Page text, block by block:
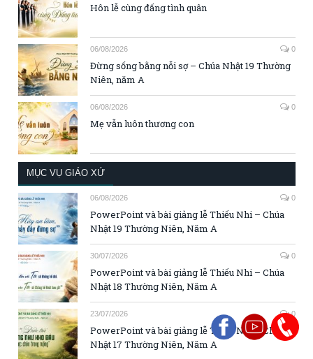
Hôn lễ cùng đấng tình quân
06/08/2026 0
Đừng sống bằng nỗi sợ – Chúa Nhật 19 Thường
Niên, năm A
06/08/2026 0
Mẹ vẫn luôn thương con
MỤC VỤ GIÁO XỨ
06/08/2026 0
PowerPoint và bài giảng lễ Thiếu Nhi – Chúa
Nhật 19 Thường Niên, Năm A
30/07/2026 0
PowerPoint và bài giảng lễ Thiếu Nhi – Chúa
Nhật 18 Thường Niên, Năm A
23/07/2026 0
PowerPoint và bài giảng lễ Thiếu Nhi – Chúa
Nhật 17 Thường Niên, Năm A